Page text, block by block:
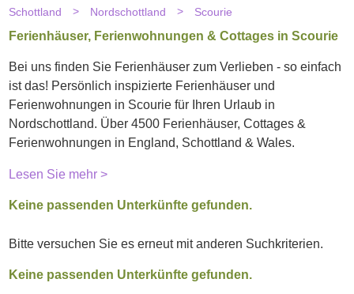
Schottland Nordschottland Scourie
Ferienhäuser, Ferienwohnungen & Cottages in Scourie
Bei uns finden Sie Ferienhäuser zum Verlieben - so einfach
ist das! Persönlich inspizierte Ferienhäuser und
Ferienwohnungen in Scourie für Ihren Urlaub in
Nordschottland. Über 4500 Ferienhäuser, Cottages &
Ferienwohnungen in England, Schottland & Wales.
Lesen Sie mehr >
Keine passenden Unterkünfte gefunden.
Bitte versuchen Sie es erneut mit anderen Suchkriterien.
Keine passenden Unterkünfte gefunden.